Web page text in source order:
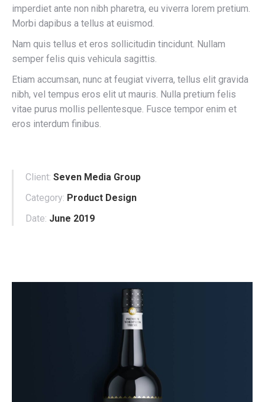
imperdiet ante non nibh pharetra, eu viverra lorem pretium.
Morbi dapibus a tellus at euismod.
Nam quis tellus et eros sollicitudin tincidunt. Nullam
semper felis quis vehicula sagittis.
Etiam accumsan, nunc at feugiat viverra, tellus elit gravida
nibh, vel tempus eros elit ut mauris. Nulla pretium felis
vitae purus mollis pellentesque. Fusce tempor enim et
eros interdum finibus.
Client: Seven Media Group
Category: Product Design
Date: June 2019